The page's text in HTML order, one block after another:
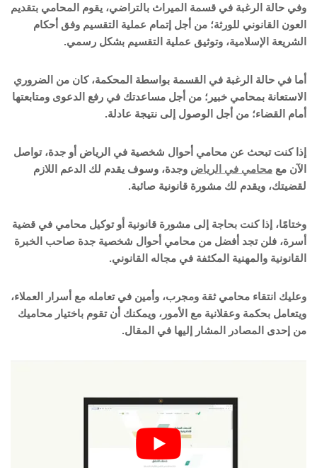
وفي حالة الرغبة في قسمة الميراث بالتراضي، يقوم المحامي بتقديم
العون القانوني للورثة؛ من أجل إتمام عملية التقسيم وفق أحكام
الشريعة الإسلامية، وتوثيق عملية التقسيم بشكل رسمي.
أما في حالة الرغبة في القسمة بواسطة المحكمة، كان من الضروري
الاستعانة بمحامي خبير؛ من أجل مساعدتك في رفع الدعوى ومتابعتها
أمام القضاء؛ من أجل الوصول إلى نتيجة عادلة.
إذا كنت تبحث عن محامي أحوال شخصية في الرياض أو جدة، تواصل
الآن مع محامي في الرياض وجدة، وسوف يقدم لك الدعم اللازم
لقضيتك، ويقدم لك مشورة قانونية صائبة.
وختامًا، إذا كنت بحاجة إلى مشورة قانونية أو توكيل محامي في قضية
أسرة، فلن تجد أفضل من محامي أحوال شخصية جدة صاحب الخبرة
القانونية والمهنية المكثفة في مجاله القانوني.
وعليك انتقاء محامي ثقة ومجرب، وأمين في تعامله مع أسرار العملاء،
ويتعامل بحكمة وعقلانية مع الأمور، ويمكنك أن تقوم باختيار محاميك
من إحدى المصادر المشار إليها في المقال.